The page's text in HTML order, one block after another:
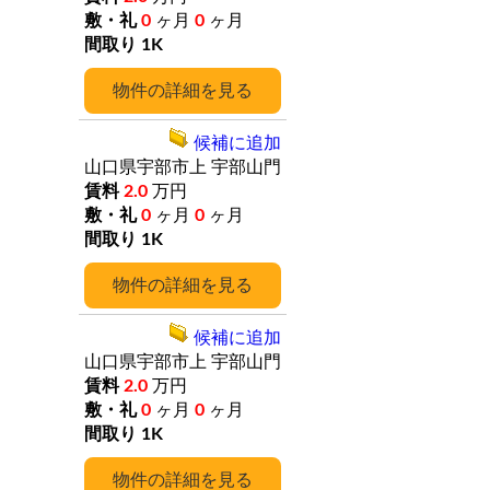
詳細
0 ヶ月 0 ヶ月
1K
詳細
山口県宇部市上 宇部山門
2.0 万円
0 ヶ月 0 ヶ月
1K
候補に追加
詳細
山口県宇部市上 宇部山門
2.0 万円
0 ヶ月 0 ヶ月
1K
候補に追加